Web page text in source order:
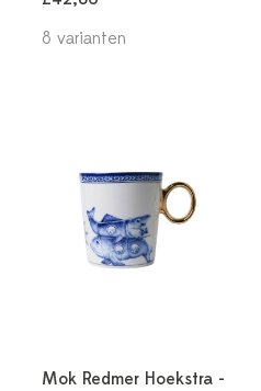
8 varianten
Mok Redmer Hoekstra -